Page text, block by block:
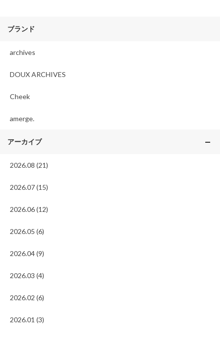
ブランド
archives
DOUX ARCHIVES
Cheek
amerge.
アーカイブ
2026.08 (21)
2026.07 (15)
2026.06 (12)
2026.05 (6)
2026.04 (9)
2026.03 (4)
2026.02 (6)
2026.01 (3)